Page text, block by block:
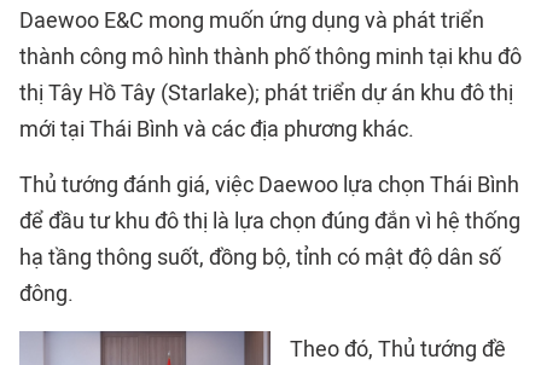
Daewoo E&C mong muốn ứng dụng và phát triển
thành công mô hình thành phố thông minh tại khu đô
thị Tây Hồ Tây (Starlake); phát triển dự án khu đô thị
mới tại Thái Bình và các địa phương khác.
Thủ tướng đánh giá, việc Daewoo lựa chọn Thái Bình
để đầu tư khu đô thị là lựa chọn đúng đắn vì hệ thống
hạ tầng thông suốt, đồng bộ, tỉnh có mật độ dân số
đông.
Theo đó, Thủ tướng đề